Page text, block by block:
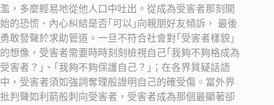
濫，多麼輕易地從他人口中吐出。從成為受害者那刻開
始的恐慌、內心糾結是否｢可以｣向親朋好友傾訴， 最後
勇敢發聲於求助管道。一旦不符合社會對｢受害者樣貌｣
的想像，受害者需要時時刻刻檢視自己｢我夠不夠格成為
受害者？｣、｢我夠不夠保護自己？｣；在各界質疑話語
中，受害者須如強詞奪理般證明自己的確受傷。當外界
批判聲如利箭般刺向受害者，受害者成為那個最顯著卻